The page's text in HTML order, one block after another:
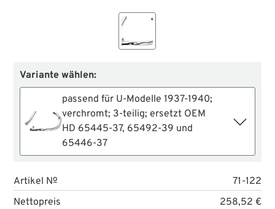
Variante wählen:
passend für U-Modelle 1937-1940;
verchromt; 3-teilig; ersetzt OEM
HD 65445-37, 65492-39 und
65446-37
Artikel №
71-122
Nettopreis
258,52 €